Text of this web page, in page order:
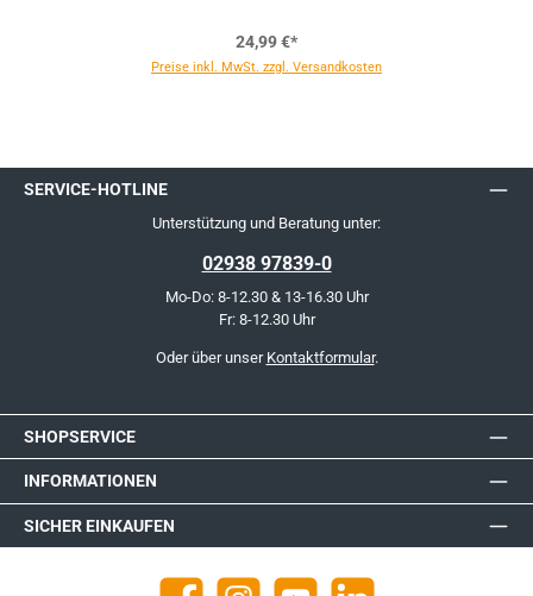
24,99 €*
Preise inkl. MwSt. zzgl. Versandkosten
SERVICE-HOTLINE
Unterstützung und Beratung unter:
02938 97839-0
Mo-Do: 8-12.30 & 13-16.30 Uhr
Fr: 8-12.30 Uhr
Oder über unser Kontaktformular.
SHOPSERVICE
INFORMATIONEN
SICHER EINKAUFEN